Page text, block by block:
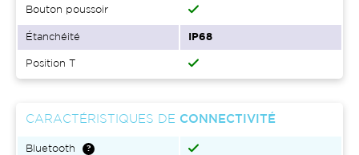
Bouton poussoir
Étanchéité IP68
Position T
CARACTÉRISTIQUES DE CONNECTIVITÉ
Bluetooth